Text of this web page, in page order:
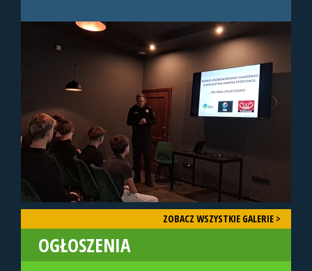
ZOBACZ WSZYSTKIE GALERIE >
OGŁOSZENIA